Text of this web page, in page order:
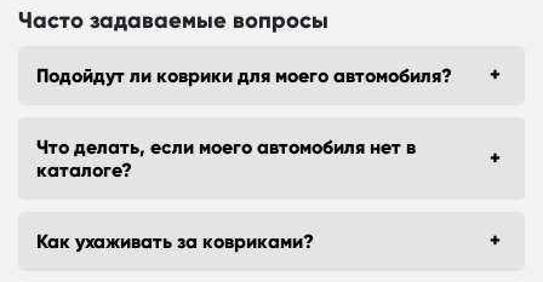
Часто задаваемые вопросы
Подойдут ли коврики для моего автомобиля?
Что делать, если моего автомобиля нет в
каталоге?
Как ухаживать за ковриками?